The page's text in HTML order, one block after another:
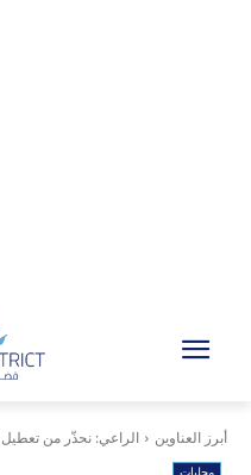
أبرز العناوين الراعي: نحذّر من تعطيل
محليات